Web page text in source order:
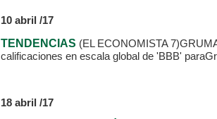
10 abril /17
TENDENCIAS (EL ECONOMISTA 7)
calificaciones en escala global de 'BBB'
18 abril /17